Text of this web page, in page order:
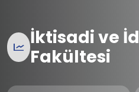
İktisadi ve
Fakültesi